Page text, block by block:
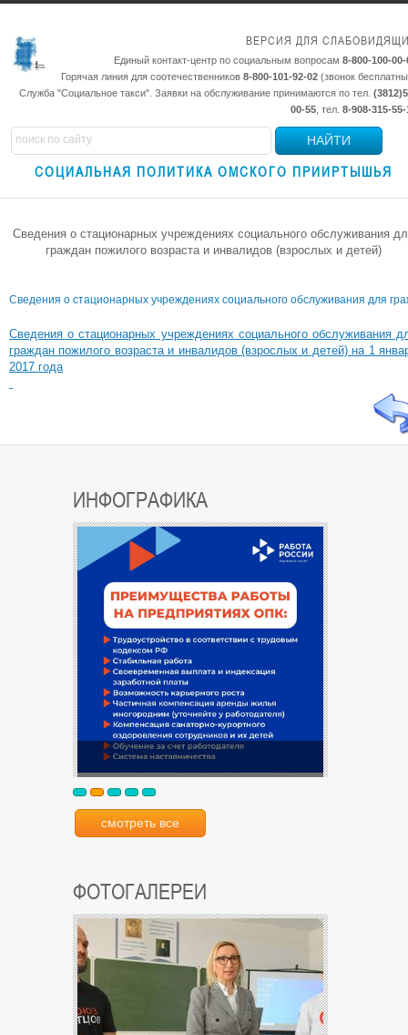
ВЕРСИЯ ДЛЯ
Единый контакт-центр по социальным вопросам 8-800-100-00-
Горячая линия для соотечественников 8-800-101-92-02 (звонок
Служба "Социальное такси". Заявки на обслуживание принимаются по тел.
00-55 , тел. 8-908-315-55-
НАЙТИ
СОЦИАЛЬНАЯ ПОЛИТИКА ОМСКОГО ПРИИРТЫШЬЯ
Сведения о стационарных учреждениях социального обслуживания
граждан пожилого возраста и инвалидов (взрослых и детей)
Сведения о стационарных учреждениях социального обслуживания для
Сведения о стационарных учреждениях социального обслуживания
граждан пожилого возраста и инвалидов (взрослых и детей) на 1
2017 года
ИНФОГРАФИКА
смотреть все
ФОТОГАЛЕРЕИ